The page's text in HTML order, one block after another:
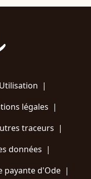
|
légales |
traceurs |
données |
payante d'Ode |